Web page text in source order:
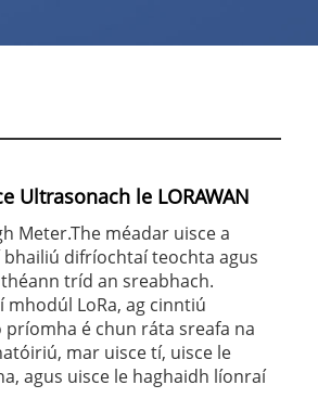
Ultrasonach le LORAWAN
Meter.The méadar uisce a
difríochtaí teochta agus
tríd an sreabhach.
LoRa, ag cinntiú
é chun ráta sreafa na
mar uisce tí, uisce le
agus uisce le haghaidh líonraí